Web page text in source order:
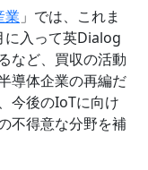
業」では、これま
に入って英Dialog
など、買収の活動
導体企業の再編だ
今後のIoTに向け
不得意な分野を補